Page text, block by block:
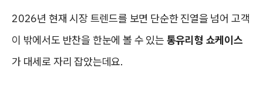
2026년 현재 시장 트렌드를 보면 단순한 진열을 넘어 고객
이 밖에서도 반찬을 한눈에 볼 수 있는 통유리형 쇼케이스
가 대세로 자리 잡았는데요.